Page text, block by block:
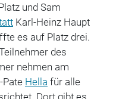
und Sam
Karl-Heinz Haupt
es auf Platz drei.
des
nehmen am
Pate Hella für alle
Dort gibt es